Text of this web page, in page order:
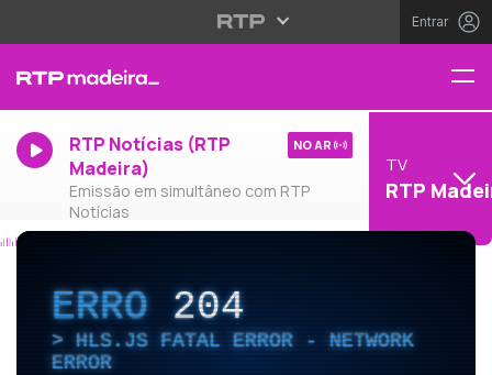
Entrar
RTP Notícias (RTP
Madeira)
Emissão em simultâneo com RTP
Notícias
NO AR
TV
RTP
ERRO204
HLS.JS FATAL ERROR - NETWORK
ERROR